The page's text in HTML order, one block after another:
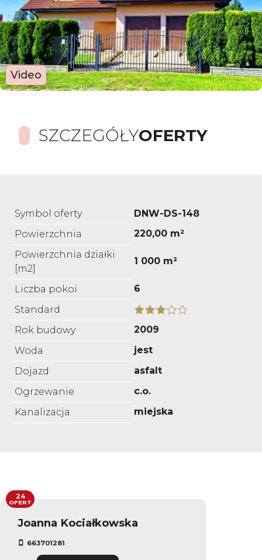
Video
SZCZEGÓŁYOFERTY
Symbol oferty
DNW-DS-148
Powierzchnia
220,00 m²
Powierzchnia działki
[m2]
1 000 m²
Liczba pokoi
6
Standard
Rok budowy
2009
Woda
jest
Dojazd
asfalt
Ogrzewanie
c.o.
Kanalizacja
miejska
Joanna Kociałkowska
663701281
24
OFERT